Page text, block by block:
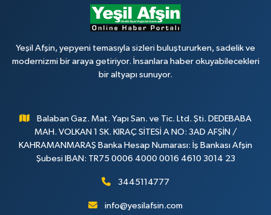
Yeşil Afşin, yepyeni temasıyla sizleri buluştururken, sadelik ve
modernizmi bir araya getiriyor. İnsanlara haber okuyabilecekleri
bir altyapı sunuyor.
Balaban Gaz. Mat. Yapı San. ve Tic. Ltd. Şti. DEDEBABA
MAH. VOLKAN 1 SK. KIRAÇ SİTESİ A NO: 3AD AFŞİN /
KAHRAMANMARAŞ Banka Hesap Numarası: İş Bankası Afşin
Şubesi IBAN: TR75 0006 4000 0016 4610 3014 23
3445114777
info@yesilafsin.com